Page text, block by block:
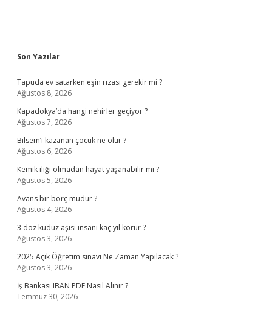
Sidebar
Son Yazılar
Tapuda ev satarken eşin rızası gerekir mi ?
Ağustos 8, 2026
Kapadokya’da hangi nehirler geçiyor ?
Ağustos 7, 2026
Bilsem’i kazanan çocuk ne olur ?
Ağustos 6, 2026
Kemik iliği olmadan hayat yaşanabilir mi ?
Ağustos 5, 2026
Avans bir borç mudur ?
Ağustos 4, 2026
3 doz kuduz aşısı insanı kaç yıl korur ?
Ağustos 3, 2026
2025 Açık Öğretim sınavı Ne Zaman Yapılacak ?
Ağustos 3, 2026
İş Bankası IBAN PDF Nasıl Alınır ?
Temmuz 30, 2026